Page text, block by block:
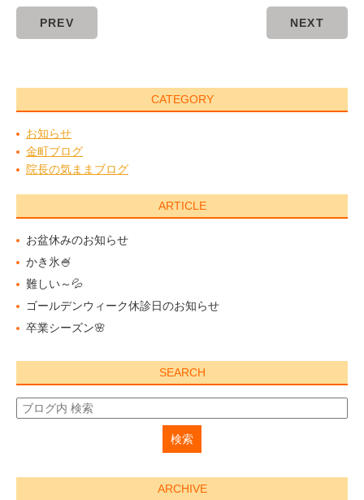
PREV NEXT
CATEGORY
お知らせ
金町ブログ
院長の気ままブログ
ARTICLE
お盆休みのお知らせ
かき氷🍧
難しい～💦
ゴールデンウィーク休診日のお知らせ
卒業シーズン🌸
SEARCH
ARCHIVE